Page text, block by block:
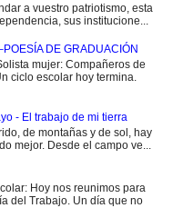
a vuestro patriotismo, esta
sus institucione...
DE GRADUACIÓN
mujer: Compañeros de
ciclo escolar hoy termina.
- El trabajo de mi tierra
de montañas y de sol, hay
mejor. Desde el campo ve...
Hoy nos reunimos para
del Trabajo. Un día que no